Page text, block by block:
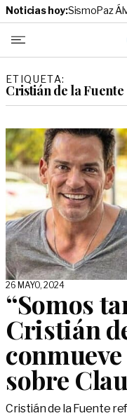
Noticias hoy:SismoPaz
ETIQUETA:
Cristián de la Fuente
26 MAYO, 2024
“Somos
Cristián
sobre
Cristián de la Fuente